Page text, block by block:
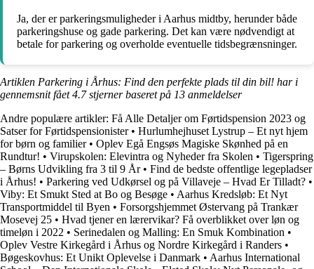
Ja, der er parkeringsmuligheder i Aarhus midtby, herunder både
parkeringshuse og gade parkering. Det kan være nødvendigt at
betale for parkering og overholde eventuelle tidsbegrænsninger.
Artiklen Parkering i Århus: Find den perfekte plads til din bil! har i
gennemsnit fået4.7stjerner baseret på 13 anmeldelser
Andre populære artikler: Få Alle Detaljer om Førtidspension 2023 og
Satser for Førtidspensionister• Hurlumhejhuset Lystrup – Et nyt hjem
for børn og familier• Oplev Egå Engsøs Magiske Skønhed på en
Rundtur! • Virupskolen: Elevintra og Nyheder fra Skolen • Tigerspring
– Børns Udvikling fra 3 til 9 År• Find de bedste offentlige legepladser
i Århus! • Parkering ved Udkørsel og på Villaveje – Hvad Er Tilladt? •
Viby: Et Smukt Sted at Bo og Besøge • Aarhus Kredsløb: Et Nyt
Transportmiddel til Byen • Forsorgshjemmet Østervang på Trankær
Mosevej 25 • Hvad tjener en lærervikar? Få overblikket over løn og
timeløn i 2022 • Serinedalen og Malling: En Smuk Kombination •
Oplev Vestre Kirkegård i Århus og Nordre Kirkegård i Randers •
Bøgeskovhus: Et Unikt Oplevelse i Danmark • Aarhus International